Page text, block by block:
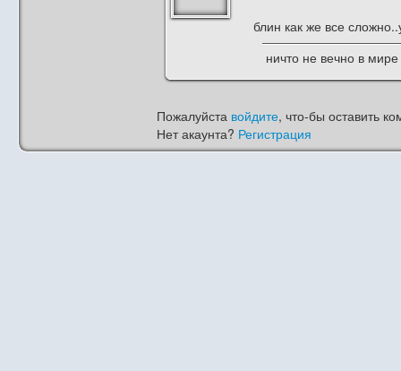
блин как же все
ничто не вечно в
Пожалуйста войдите, что-бы оставить
Нет акаунта? Регистрация